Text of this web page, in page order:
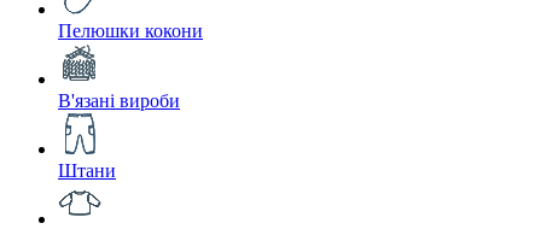
Пелюшки кокони
В'язані вироби
Штани